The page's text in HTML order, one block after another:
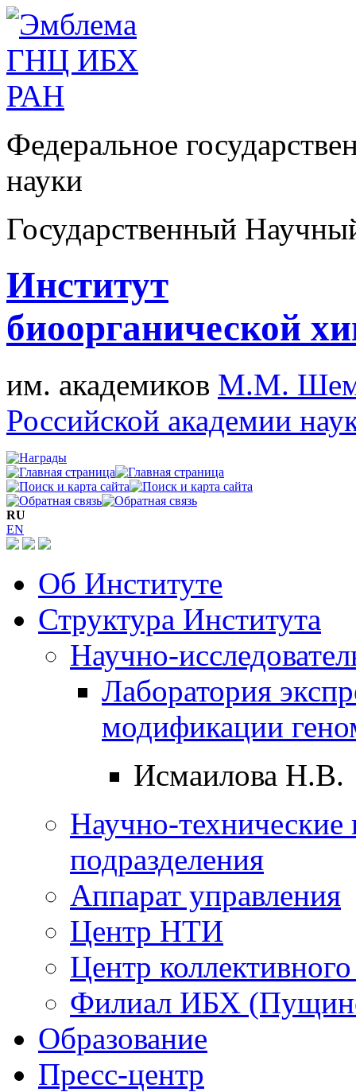
Федеральное
науки
Государственный
Институт
биоорганической
им. академиков М.М.
Российской академии
RU
EN
Об Институте
Структура Института
Научно-
Лаборатория
модификации
Исмаилова Н.В.
Научно-технические
подразделения
Аппарат управления
Центр НТИ
Центр
Филиал ИБХ
Образование
Пресс-центр